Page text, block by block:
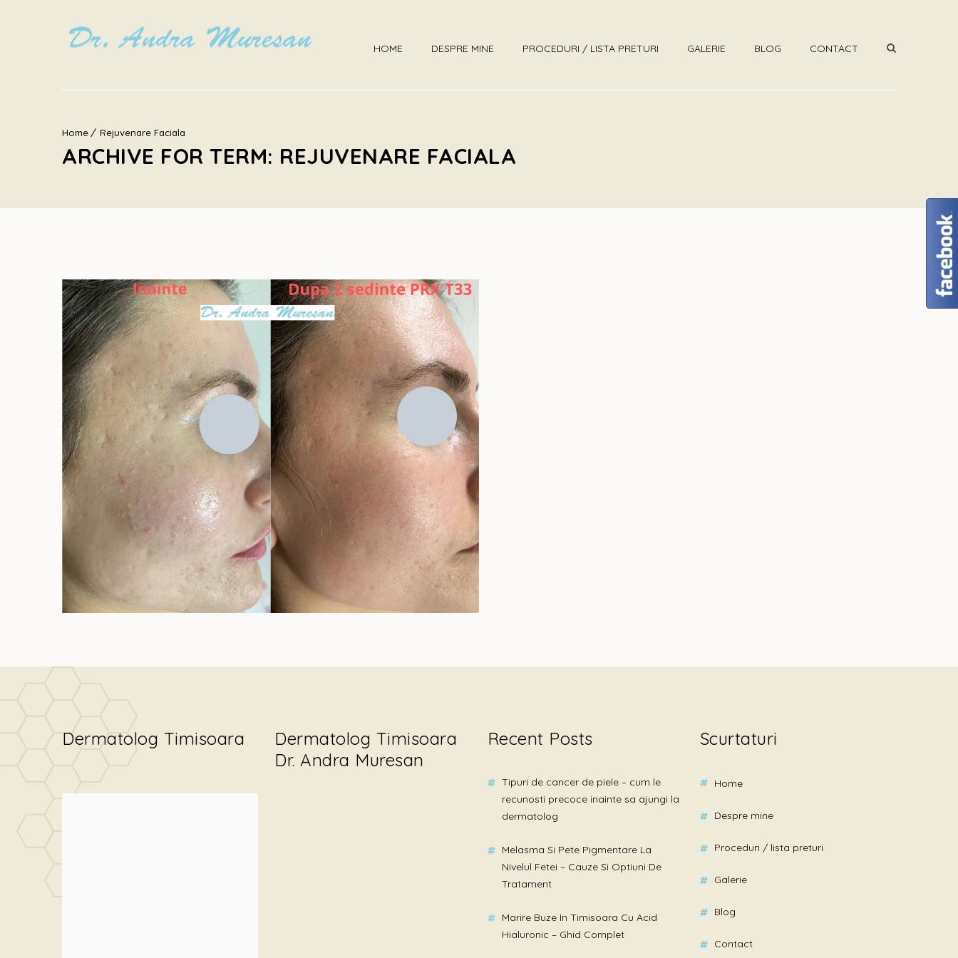
HOME DESPRE MINE PROCEDURI / LISTA PRETURI GALERIE BLOG CONTACT
Home Rejuvenare Faciala
ARCHIVE FOR TERM: REJUVENARE FACIALA
Dermatolog Timisoara
Dermatolog Timisoara
Dr. Andra Muresan
Recent Posts
Tipuri de cancer de piele – cum le
recunosti precoce inainte sa ajungi la
dermatolog
Melasma Si Pete Pigmentare La
Nivelul Fetei – Cauze Si Optiuni De
Tratament
Marire Buze In Timisoara Cu Acid
Hialuronic – Ghid Complet
Scurtaturi
home
despre mine
proceduri / lista preturi
galerie
blog
contact